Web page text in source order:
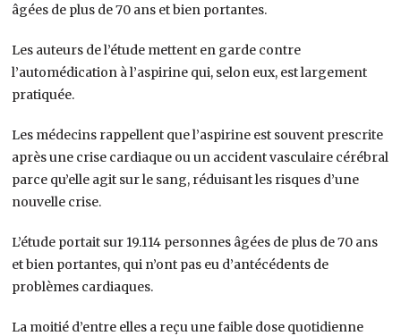
âgées de plus de 70 ans et bien portantes.
Les auteurs de l’étude mettent en garde contre
l’automédication à l’aspirine qui, selon eux, est largement
pratiquée.
Les médecins rappellent que l’aspirine est souvent prescrite
après une crise cardiaque ou un accident vasculaire cérébral
parce qu’elle agit sur le sang, réduisant les risques d’une
nouvelle crise.
L’étude portait sur 19.114 personnes âgées de plus de 70 ans
et bien portantes, qui n’ont pas eu d’antécédents de
problèmes cardiaques.
La moitié d’entre elles a reçu une faible dose quotidienne